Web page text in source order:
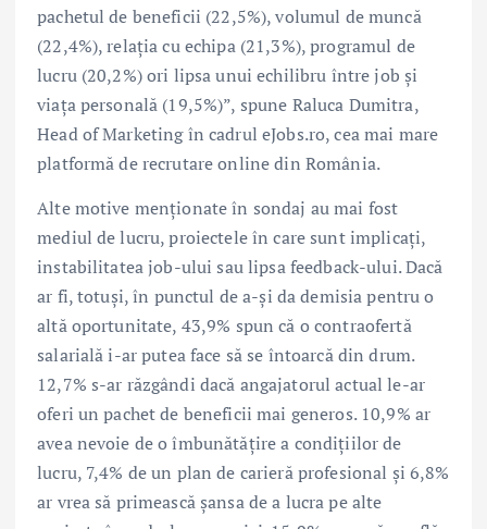
pachetul de beneficii (22,5%), volumul de muncă
(22,4%), relația cu echipa (21,3%), programul de
lucru (20,2%) ori lipsa unui echilibru între job și
viața personală (19,5%)”, spune Raluca Dumitra,
Head of Marketing în cadrul eJobs.ro, cea mai mare
platformă de recrutare online din România.
Alte motive menționate în sondaj au mai fost
mediul de lucru, proiectele în care sunt implicați,
instabilitatea job-ului sau lipsa feedback-ului. Dacă
ar fi, totuși, în punctul de a-și da demisia pentru o
altă oportunitate, 43,9% spun că o contraofertă
salarială i-ar putea face să se întoarcă din drum.
12,7% s-ar răzgândi dacă angajatorul actual le-ar
oferi un pachet de beneficii mai generos. 10,9% ar
avea nevoie de o îmbunătățire a condițiilor de
lucru, 7,4% de un plan de carieră profesional și 6,8%
ar vrea să primească șansa de a lucra pe alte